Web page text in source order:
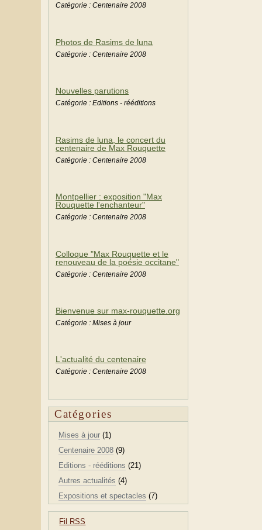
Catégorie : Centenaire 2008
Photos de Rasims de luna
Catégorie : Centenaire 2008
Nouvelles parutions
Catégorie : Editions - rééditions
Rasims de luna, le concert du
centenaire de Max Rouquette
Catégorie : Centenaire 2008
Montpellier : exposition "Max
Rouquette l'enchanteur"
Catégorie : Centenaire 2008
Colloque "Max Rouquette et le
renouveau de la poésie occitane"
Catégorie : Centenaire 2008
Bienvenue sur max-rouquette.org
Catégorie : Mises à jour
L'actualité du centenaire
Catégorie : Centenaire 2008
Catégories
Mises à jour (1)
Centenaire 2008 (9)
Editions - rééditions (21)
Autres actualités (4)
Expositions et spectacles (7)
Fil RSS